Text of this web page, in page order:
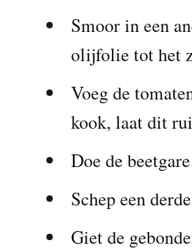
Smoor in een
olijfolie tot het
Voeg de
kook, laat dit
Doe de
Schep een
Giet de